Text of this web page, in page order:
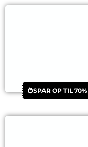
SPAR OP TIL 70%